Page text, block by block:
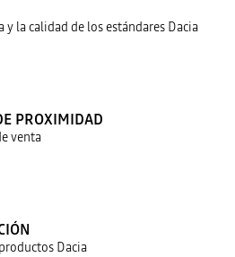
y la calidad de los estándares Dacia
PROXIMIDAD
venta
Dacia